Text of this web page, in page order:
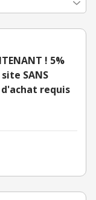
! 5%
SANS
requis